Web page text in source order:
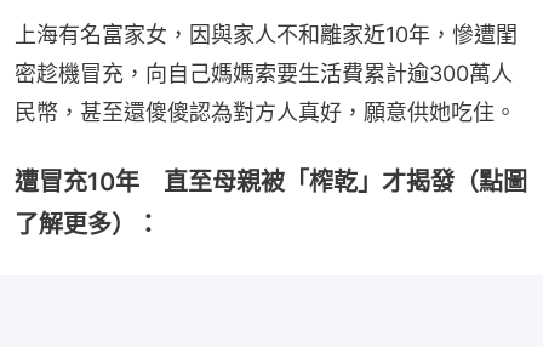
上海有名富家女，因與家人不和離家近10年，慘遭閨
密趁機冒充，向自己媽媽索要生活費累計逾300萬人
民幣，甚至還傻傻認為對方人真好，願意供她吃住。
遭冒充10年 直至母親被「榨乾」才揭發（點圖
了解更多）：